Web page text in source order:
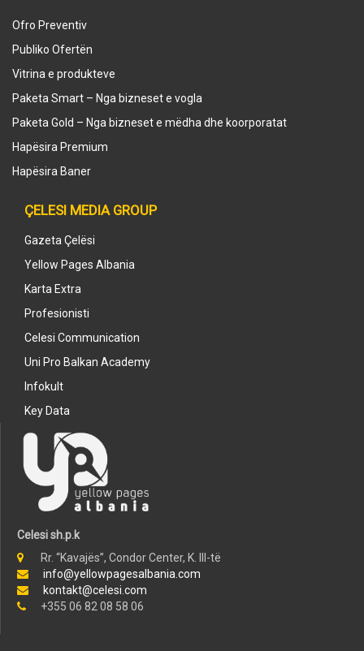
Ofro Preventiv
Publiko Ofertën
Vitrina e produkteve
Paketa Smart – Nga bizneset e vogla
Paketa Gold – Nga bizneset e mëdha dhe koorporatat
Hapësira Premium
Hapësira Baner
ÇELESI MEDIA GROUP
Gazeta Çelësi
Yellow Pages Albania
Karta Extra
Profesionisti
Celesi Communication
Uni Pro Balkan Academy
Infokult
Key Data
Celesi sh.p.k
Rr. “Kavajës”, Condor Center, K. III-të
info@yellowpagesalbania.com
kontakt@celesi.com
+355 06 82 08 58 06